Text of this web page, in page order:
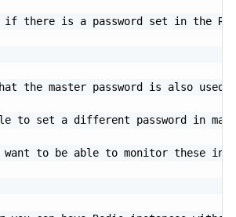
if there is a password set in the
the master password is also
to set a different password in
to be able to monitor these